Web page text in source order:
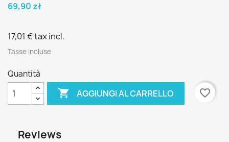
69,90 zł
17,01 €tax incl.
Tasse incluse
Quantità
 AGGIUNGI AL CARRELLO favorite_border
Reviews